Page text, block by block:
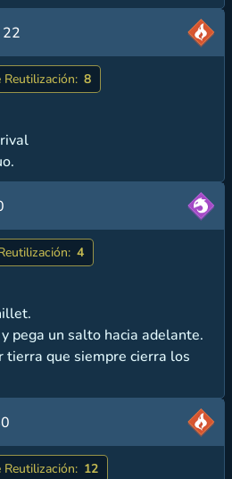
22
8
4
pega un salto hacia adelante.
tierra que siempre cierra los
12